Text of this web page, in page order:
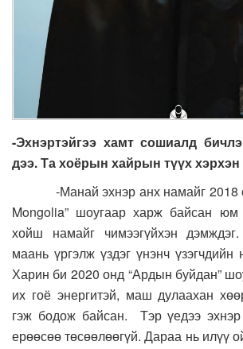
-Эхнэртэйгээ хамт сошиалд
дээ. Та хоёрын хайрын түүх
-Манай эхнэр анх намайг 2018
Mongolia” шоугаар харж байсан
хойш намайг чимээгүйхэн
маань үргэлж үздэг үнэнч үзэгчдийн
Харин би 2020 онд “Ардын буйдан”
их гоё энергитэй, маш дулаахан
гэж бодож байсан. Тэр үедээ
ерөөсөө төсөөлөөгүй. Дараа нь илүү